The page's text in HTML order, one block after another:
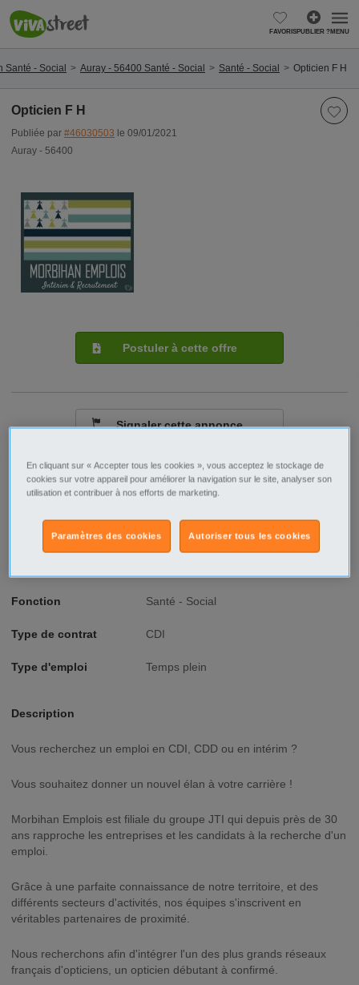
FAVORISPUBLIER ?MENU
Santé - Social Auray - 56400 Santé - Social Santé - Social Opticien F H
Opticien F H
Publiée par #46030503 le 09/01/2021
Auray - 56400
Ville/Code postal
Bretagne
Morbihan
Raison sociale Morbihan Emplois
Fonction Santé - Social
Type de contrat CDI
Type d'emploi Temps plein
Description
Vous recherchez un emploi en CDI, CDD ou en intérim ?
Vous souhaitez donner un nouvel élan à votre carrière !
Morbihan Emplois est filiale du groupe JTI qui depuis près de 30
ans rapproche les entreprises et les candidats à la recherche d'un
emploi.
Grâce à une parfaite connaissance de notre territoire, et des
différents secteurs d'activités, nos équipes s'inscrivent en
véritables partenaires de proximité.
Nous recherchons afin d'intégrer l'un des plus grands réseaux
français d'opticiens, un opticien débutant à confirmé.
Postuler à cette offre
Signaler cette annonce
En cliquant sur « Accepter tous les cookies », vous acceptez le stockage de
cookies sur votre appareil pour améliorer la navigation sur le site, analyser son
utilisation et contribuer à nos efforts de marketing.
Autoriser tous les cookies
Paramètres des cookies